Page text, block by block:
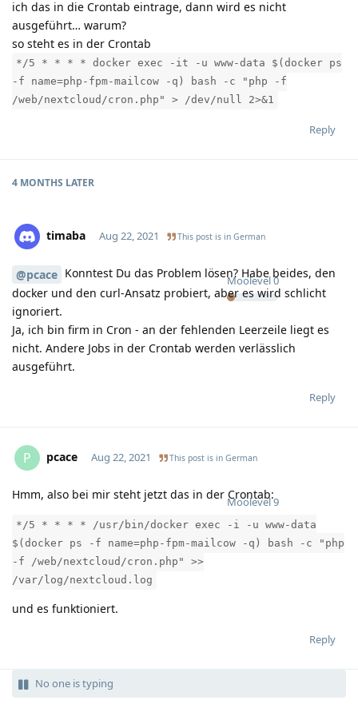
ich das in die Crontab eintrage, dann wird es nicht
ausgeführt… warum?
so steht es in der Crontab
*/5 * * * * docker exec -it -u www-data $(docker ps
-f name=php-fpm-mailcow -q) bash -c "php -f
/web/nextcloud/cron.php" > /dev/null 2>&1
Reply
4 MONTHS LATER
timaba
Moolevel0
Aug 22, 2021 This post is in German
@pcace Konntest Du das Problem lösen? Habe beides, den
docker und den curl-Ansatz probiert, aber es wird schlicht
ignoriert.
Ja, ich bin firm in Cron - an der fehlenden Leerzeile liegt es
nicht. Andere Jobs in der Crontab werden verlässlich
ausgeführt.
Reply
P pcace
Moolevel9
Aug 22, 2021 This post is in German
Hmm, also bei mir steht jetzt das in der Crontab:
*/5 * * * * /usr/bin/docker exec -i -u www-data
$(docker ps -f name=php-fpm-mailcow -q) bash -c "php
-f /web/nextcloud/cron.php" >>
/var/log/nextcloud.log
und es funktioniert.
Reply
No one is typing